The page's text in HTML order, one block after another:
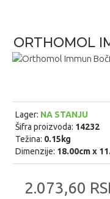
ORTHOMOL
2.073,60
Lager: NA STANJU
Šifra proizvoda: 14232
Težina: 0.15kg
Dimenzije: 18.00cm x